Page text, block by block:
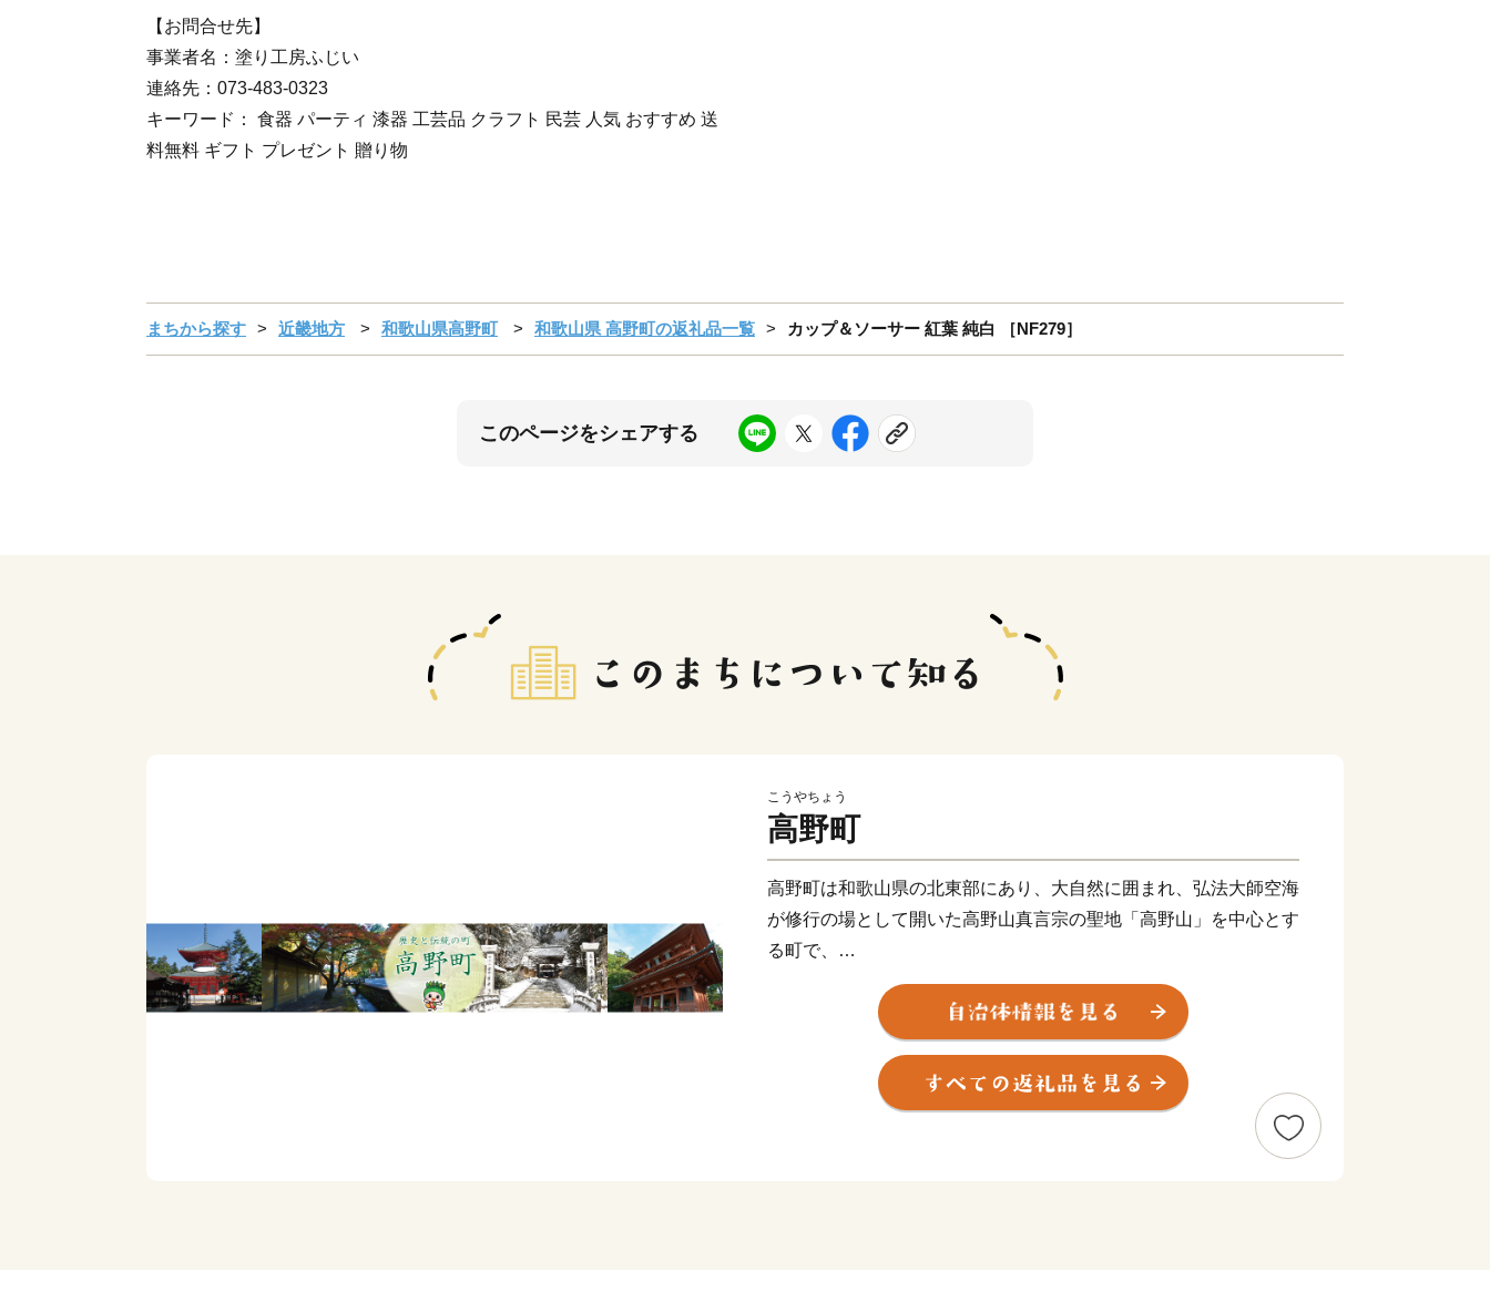
【お問合せ先】
事業者名：塗り工房ふじい
連絡先：073-483-0323
キーワード： 食器 パーティ 漆器 工芸品 クラフト 民芸 人気 おすすめ 送
料無料 ギフト プレゼント 贈り物
まちから探す 近畿地方 和歌山県高野町 和歌山県 高野町の返礼品一覧 カップ＆ソーサー 紅葉 純白 ［NF279］
このページをシェアする
こうやちょう
高野町
高野町は和歌山県の北東部にあり、大自然に囲まれ、弘法大師空海
が修行の場として開いた高野山真言宗の聖地「高野山」を中心とす
る町で、
貴重な文化財、建造物、名所が数多く存在しています。
2004年には「紀伊山地の霊場と参詣道」として世界遺産に登録さ
また、2016年には女人道・黒河道・京大坂道不動坂が世界遺産に
追加登録され、日本のみならず世界中から多くの観光客が訪れてい